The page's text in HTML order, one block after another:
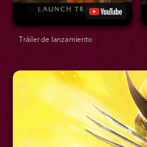
Tráiler de lanzamiento